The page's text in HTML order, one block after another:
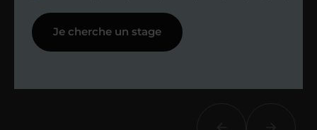
Afin de suivre le travail et les progrès
réalisés, votre enseignant et moi-
même vous proposons des points et
Je cherche un stage